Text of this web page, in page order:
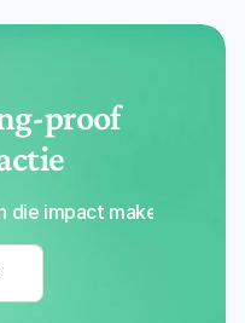
proof
die impact maken met